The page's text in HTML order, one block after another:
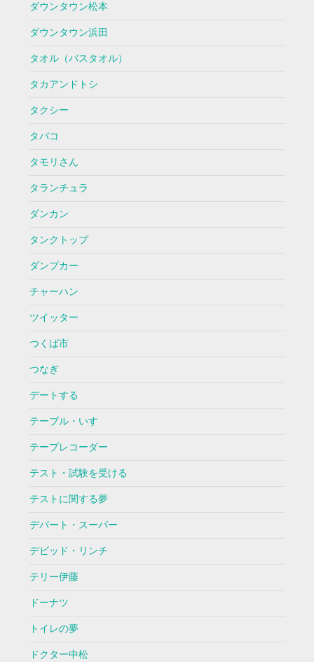
ダウンタウン松本
ダウンタウン浜田
タオル（バスタオル）
タカアンドトシ
タクシー
タバコ
タモリさん
タランチュラ
ダンカン
タンクトップ
ダンプカー
チャーハン
ツイッター
つくば市
つなぎ
デートする
テーブル・いす
テープレコーダー
テスト・試験を受ける
テストに関する夢
デパート・スーパー
デビッド・リンチ
テリー伊藤
ドーナツ
トイレの夢
ドクター中松